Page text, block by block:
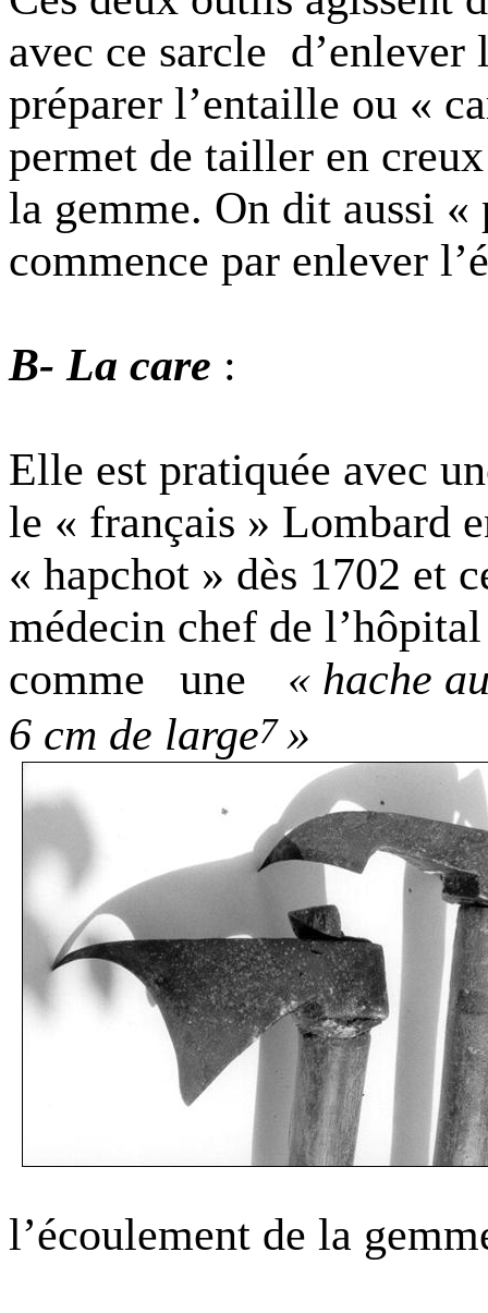
avec ce sarcle d’enlever
préparer l’entaille ou «
permet de tailler en
la gemme. On dit aussi
commence par enlever
B- La care :
Elle est pratiquée avec
le « français » Lombard
« hapchot » dès 1702 et
médecin chef de
comme
une
« hache
6 cm de large7»
l’écoulement de la